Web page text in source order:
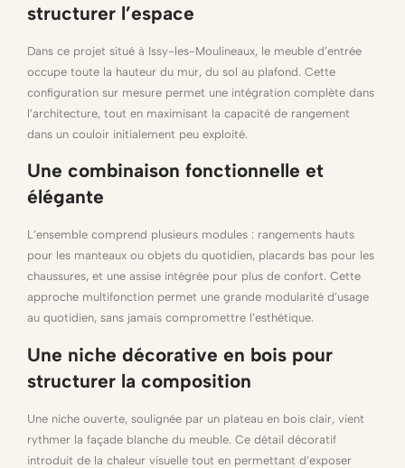
structurer l’espace
Dans ce projet situé à Issy-les-Moulineaux, le meuble d’entrée
occupe toute la hauteur du mur, du sol au plafond. Cette
configuration sur mesure permet une intégration complète dans
l’architecture, tout en maximisant la capacité de rangement
dans un couloir initialement peu exploité.
Une combinaison fonctionnelle et
élégante
L’ensemble comprend plusieurs modules : rangements hauts
pour les manteaux ou objets du quotidien, placards bas pour les
chaussures, et une assise intégrée pour plus de confort. Cette
approche multifonction permet une grande modularité d’usage
au quotidien, sans jamais compromettre l’esthétique.
Une niche décorative en bois pour
structurer la composition
Une niche ouverte, soulignée par un plateau en bois clair, vient
rythmer la façade blanche du meuble. Ce détail décoratif
introduit de la chaleur visuelle tout en permettant d’exposer